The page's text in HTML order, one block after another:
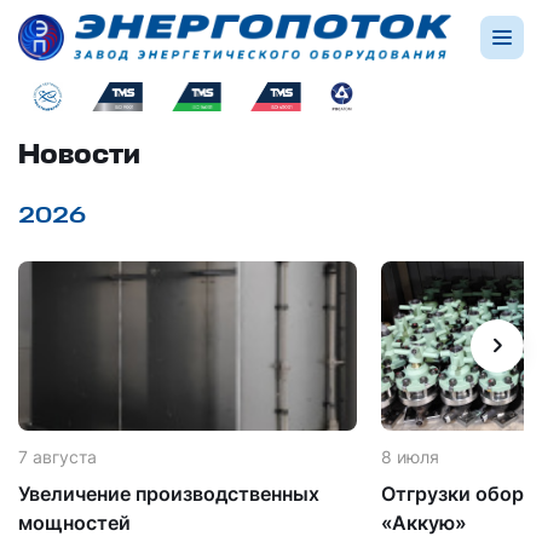
Новости
2026
7 августа
Увеличение производственных
мощностей
8 июля
Отгрузки
«Аккую»